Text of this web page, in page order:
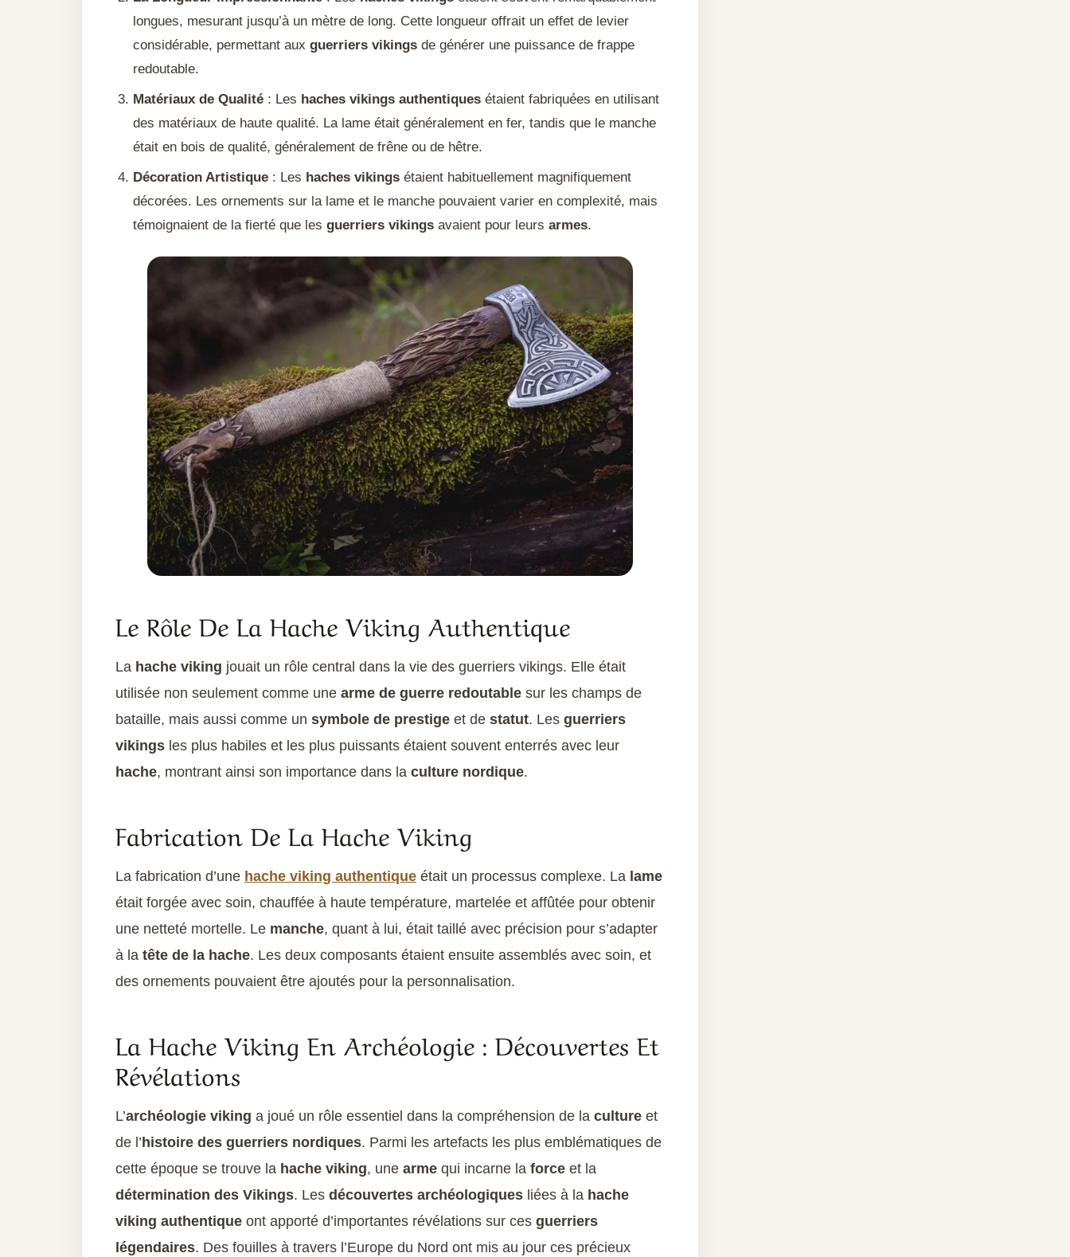
longues, mesurant jusqu’à un mètre de long. Cette longueur offrait un effet de levier
considérable, permettant aux guerriers vikings de générer une puissance de frappe
redoutable.
Matériaux de Qualité : Les haches vikings authentiques étaient fabriquées en utilisant
des matériaux de haute qualité. La lame était généralement en fer, tandis que le manche
était en bois de qualité, généralement de frêne ou de hêtre.
Décoration Artistique : Les haches vikings étaient habituellement magnifiquement
décorées. Les ornements sur la lame et le manche pouvaient varier en complexité, mais
témoignaient de la fierté que les guerriers vikings avaient pour leurs armes.
Le Rôle De La Hache Viking Authentique
La hache viking jouait un rôle central dans la vie des guerriers vikings. Elle était
utilisée non seulement comme une arme de guerre redoutable sur les champs de
bataille, mais aussi comme un symbole de prestige et de statut. Les guerriers
vikings les plus habiles et les plus puissants étaient souvent enterrés avec leur
hache, montrant ainsi son importance dans la culture nordique.
Fabrication De La Hache Viking
La fabrication d’une hache viking authentique était un processus complexe. La lame
était forgée avec soin, chauffée à haute température, martelée et affûtée pour obtenir
une netteté mortelle. Le manche, quant à lui, était taillé avec précision pour s’adapter
à la tête de la hache. Les deux composants étaient ensuite assemblés avec soin, et
des ornements pouvaient être ajoutés pour la personnalisation.
La Hache Viking En Archéologie : Découvertes Et
Révélations
L’archéologie viking a joué un rôle essentiel dans la compréhension de la culture et
de l’ histoire des guerriers nordiques. Parmi les artefacts les plus emblématiques de
cette époque se trouve la hache viking, une arme qui incarne la force et la
détermination des Vikings. Les découvertes archéologiques liées à la hache
viking authentique ont apporté d’importantes révélations sur ces guerriers
légendaires. Des fouilles à travers l’Europe du Nord ont mis au jour ces précieux